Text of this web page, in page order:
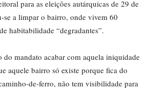
para as eleições autárquicas de 29 de
se a limpar o bairro, onde vivem 60
habitabilidade “degradantes”.
do mandato acabar com aquela iniquidade
aquele bairro só existe porque fica do
de-ferro, não tem visibilidade para